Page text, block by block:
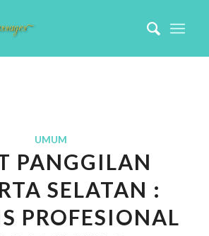
UMUM
PANGGILAN
SELATAN :
PROFESIONAL